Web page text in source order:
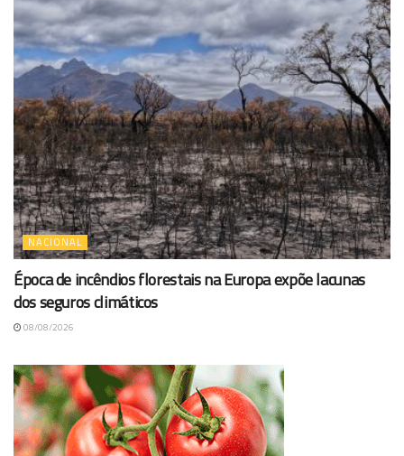
NACIONAL
Época de incêndios florestais na Europa expõe lacunas
dos seguros climáticos
08/08/2026